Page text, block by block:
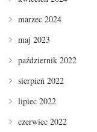
marzec 2024
maj 2023
październik 2022
sierpień 2022
lipiec 2022
czerwiec 2022